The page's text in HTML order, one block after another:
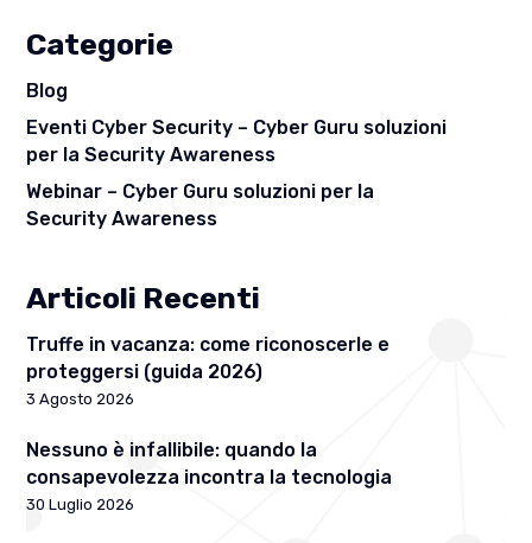
Categorie
Blog
Eventi Cyber Security – Cyber Guru soluzioni
per la Security Awareness
Webinar – Cyber Guru soluzioni per la
Security Awareness
Articoli Recenti
Truffe in vacanza: come riconoscerle e
proteggersi (guida 2026)
3 Agosto 2026
Nessuno è infallibile: quando la
consapevolezza incontra la tecnologia
30 Luglio 2026